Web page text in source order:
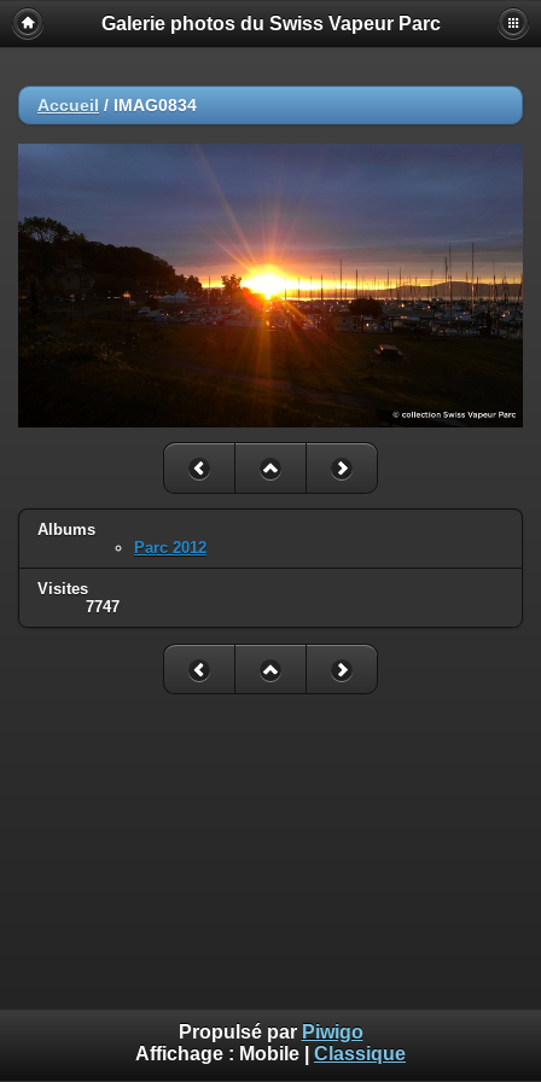
Galerie photos du Swiss Vapeur Parc
Accueil / IMAG0834
Albums
Parc 2012
Visites
7747
Propulsé par Piwigo
Affichage : Mobile Classique